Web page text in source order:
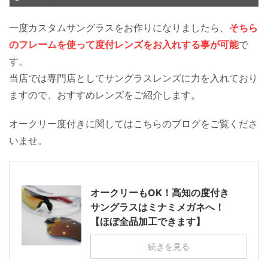
一度カスタムサングラスをお作りになりましたら、 そちら
のフレームを使って度付レンズをお入れする事が可能で
す。
当店では専門店としてサングラスレンズに力を入れており
ますので、おすすめレンズをご紹介します。
オークリー度付きに関してはこちらのブログをご覧くださ
いませ。
オークリーもOK！高知の度付き
サングラスはミナミメガネへ！
【ほぼ全品加工できます】
続きを見る